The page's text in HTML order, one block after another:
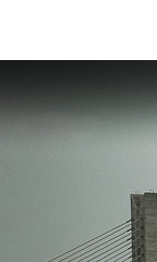
innholdet